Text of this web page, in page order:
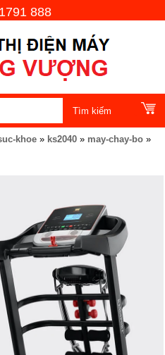
888
khoe » ks2040 » may-chay-bo »